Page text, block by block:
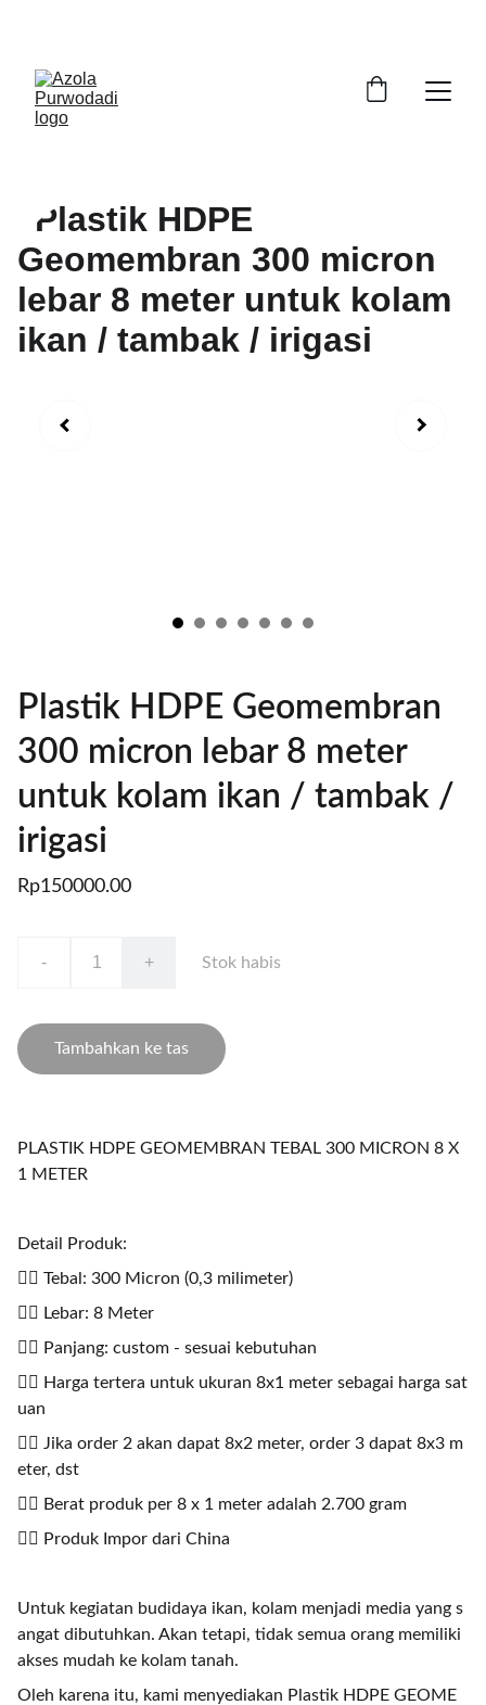
Plastik HDPE Geomembran
300 micron lebar 8 meter
untuk kolam ikan / tambak /
irigasi
Rp150000.00
- + Stok habis
Tambahkan ke tas
PLASTIK HDPE GEOMEMBRAN TEBAL 300 MICRON 8 X
1 METER
Detail Produk:
👉🏻 Tebal: 300 Micron (0,3 milimeter)
👉🏻 Lebar: 8 Meter
👉🏻 Panjang: custom - sesuai kebutuhan
👉🏻 Harga tertera untuk ukuran 8x1 meter sebagai harga sat
uan
👉🏻 Jika order 2 akan dapat 8x2 meter, order 3 dapat 8x3 m
eter, dst
👉🏻 Berat produk per 8 x 1 meter adalah 2.700 gram
👉🏻 Produk Impor dari China
Untuk kegiatan budidaya ikan, kolam menjadi media yang s
angat dibutuhkan. Akan tetapi, tidak semua orang memiliki
akses mudah ke kolam tanah.
Oleh karena itu, kami menyediakan Plastik HDPE GEOME